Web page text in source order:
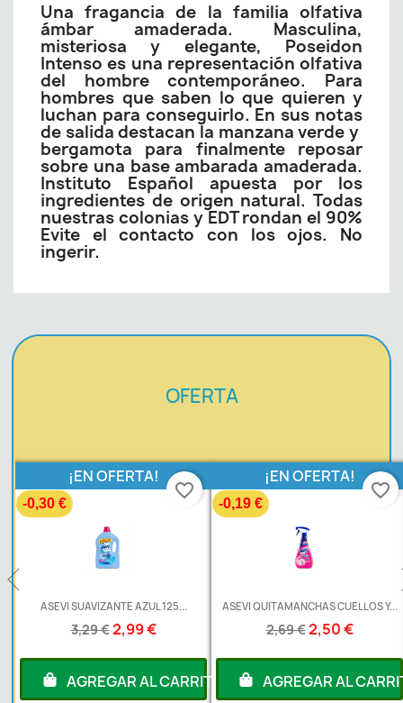
Una fragancia de la familia olfativa
ámbar amaderada. Masculina,
misteriosa y elegante, Poseidon
Intenso es una representación olfativa
del hombre contemporáneo. Para
hombres que saben lo que quieren y
luchan para conseguirlo. En sus notas
de salida destacan la manzana verde y
bergamota para finalmente reposar
sobre una base ambarada amaderada.
Instituto Español apuesta por los
ingredientes de origen natural. Todas
nuestras colonias y EDT rondan el 90%
Evite el contacto con los ojos. No
ingerir.
OFERTA
ASEVI SUAVIZANTE AZUL 125...
3,29 €2,99 €
¡EN OFERTA!
-0,30 €
AGREGAR AL CARRITO
favorite_border
ASEVI QUITAMANCHAS CUELLOS Y...
2,69 €2,50 €
¡EN OFERTA!
-0,19 €
AGREGAR AL
favorite_border